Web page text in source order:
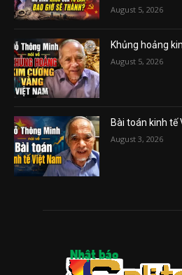
August 5, 2026
Khủng hoảng
August 5, 2026
Bài toán kinh tế
August 3, 2026